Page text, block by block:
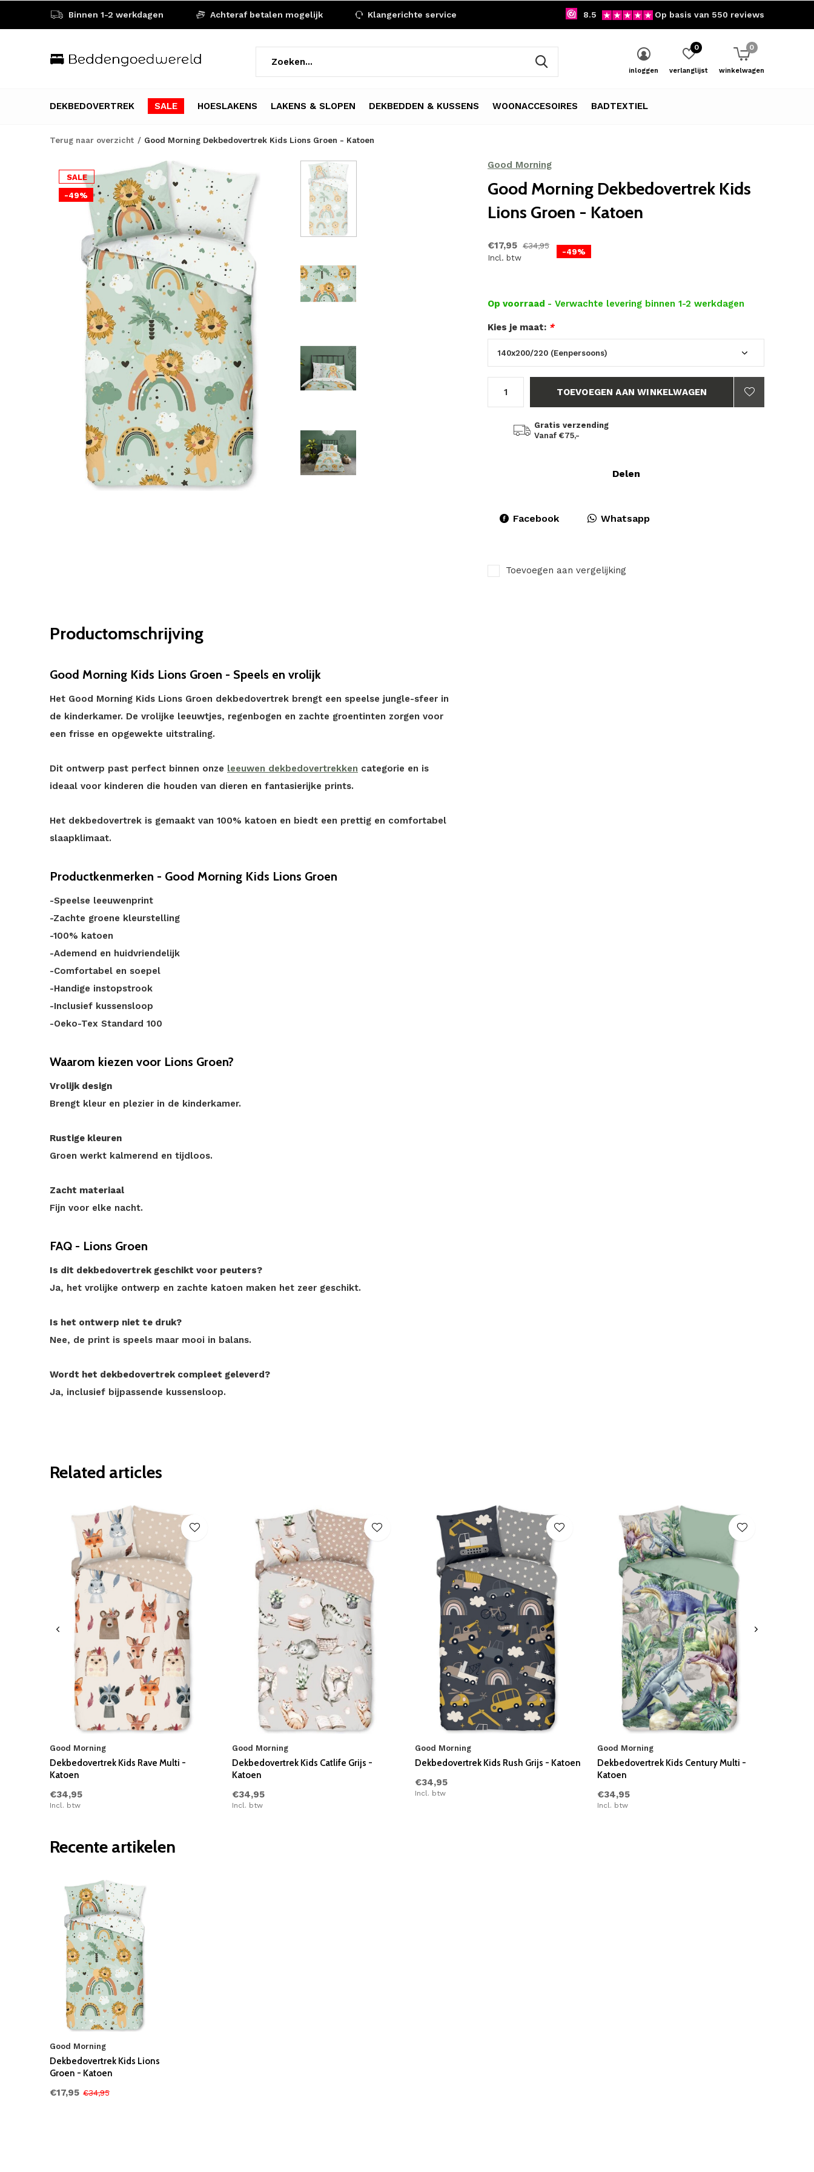
DEKBEDOVERTREK SALE HOESLAKENS LAKENS & SLOPEN DEKBEDDEN & KUSSENS WOONACCESOIRES BADTEXTIEL
inloggen verlanglijst
0
winkelwagen
0
Binnen 1-2 werkdagen Achteraf betalen mogelijk Klangerichte service 8.5 Op basis van 550 reviews
Terug naar overzicht Good Morning Dekbedovertrek Kids Lions Groen - Katoen
SALE
-49%
Good Morning
Good Morning Dekbedovertrek Kids
Lions Groen - Katoen
€17,95 €34,95
Incl. btw
-49%
Op voorraad - Verwachte levering binnen 1-2 werkdagen
Kies je maat: *
TOEVOEGEN AAN WINKELWAGEN
Gratis verzending
Vanaf €75,-
Delen
Facebook Whatsapp
Toevoegen aan vergelijking
Productomschrijving
Good Morning Kids Lions Groen - Speels en vrolijk
Het Good Morning Kids Lions Groen dekbedovertrek brengt een speelse jungle-sfeer in
de kinderkamer. De vrolijke leeuwtjes, regenbogen en zachte groentinten zorgen voor
een frisse en opgewekte uitstraling.
Dit ontwerp past perfect binnen onze leeuwen dekbedovertrekken categorie en is
ideaal voor kinderen die houden van dieren en fantasierijke prints.
Het dekbedovertrek is gemaakt van 100% katoen en biedt een prettig en comfortabel
slaapklimaat.
Productkenmerken - Good Morning Kids Lions Groen
-Speelse leeuwenprint
-Zachte groene kleurstelling
-100% katoen
-Ademend en huidvriendelijk
-Comfortabel en soepel
-Handige instopstrook
-Inclusief kussensloop
-Oeko-Tex Standard 100
Waarom kiezen voor Lions Groen?
Vrolijk design
Brengt kleur en plezier in de kinderkamer.
Rustige kleuren
Groen werkt kalmerend en tijdloos.
Zacht materiaal
Fijn voor elke nacht.
FAQ - Lions Groen
Is dit dekbedovertrek geschikt voor peuters?
Ja, het vrolijke ontwerp en zachte katoen maken het zeer geschikt.
Is het ontwerp niet te druk?
Nee, de print is speels maar mooi in balans.
Wordt het dekbedovertrek compleet geleverd?
Ja, inclusief bijpassende kussensloop.
Related articles
Good Morning
Dekbedovertrek Kids Rave Multi -
Katoen
€34,95
Incl. btw
Good Morning
Dekbedovertrek Kids Catlife Grijs -
Katoen
€34,95
Incl. btw
Good Morning
Dekbedovertrek Kids Rush Grijs - Katoen
€34,95
Incl. btw
Good Morning
Dekbedovertrek Kids Century Multi -
Katoen
€34,95
Incl. btw
Recente artikelen
Good Morning
Dekbedovertrek Kids Lions
Groen - Katoen
€17,95 €34,95